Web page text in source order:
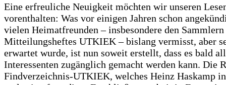
Eine erfreuliche Neuigkeit möchten wir unseren
vorenthalten: Was vor einigen Jahren schon
vielen Heimatfreunden – insbesondere den Sammlern
Mitteilungsheftes UTKIEK – bislang vermisst, aber
erwartet wurde, ist nun soweit erstellt, dass es bald
Interessenten zugänglich gemacht werden kann. Die
Findverzeichnis-UTKIEK, welches Heinz Haskamp